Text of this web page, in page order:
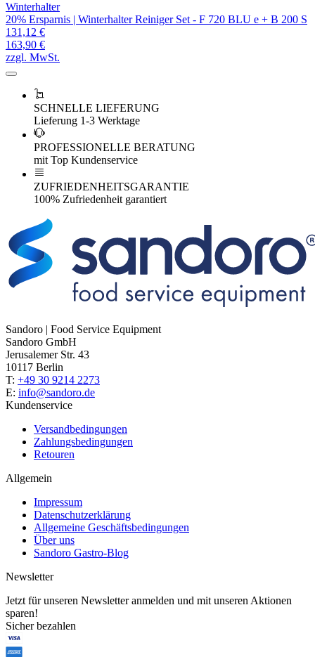
Winterhalter
20% Ersparnis | Winterhalter Reiniger Set - F 720 BLU e + B 200 S
131,12 €
163,90 €
zzgl. MwSt.
SCHNELLE LIEFERUNG
Lieferung 1-3 Werktage
PROFESSIONELLE BERATUNG
mit Top Kundenservice
ZUFRIEDENHEITSGARANTIE
100% Zufriedenheit garantiert
Sandoro | Food Service Equipment
Sandoro GmbH
Jerusalemer Str. 43
10117 Berlin
T: +49 30 9214 2273
E: info@sandoro.de
Kundenservice
Versandbedingungen
Zahlungsbedingungen
Retouren
Allgemein
Impressum
Datenschutzerklärung
Allgemeine Geschäftsbedingungen
Über uns
Sandoro Gastro-Blog
Newsletter
Jetzt für unseren Newsletter anmelden und mit unseren Aktionen
sparen!
Sicher bezahlen